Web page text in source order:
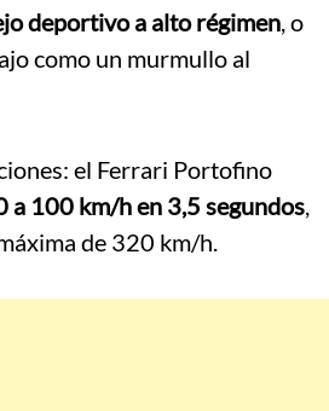
deportivo a alto régimen, o
como un murmullo al
el Ferrari Portofino
a 100 km/h en 3,5 segundos,
de 320 km/h.